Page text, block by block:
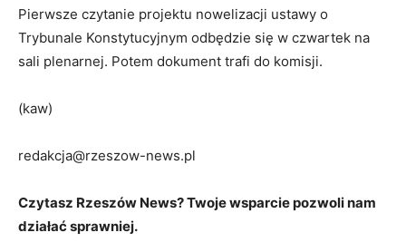
Pierwsze czytanie projektu nowelizacji ustawy o
Trybunale Konstytucyjnym odbędzie się w czwartek na
sali plenarnej. Potem dokument trafi do komisji.
(kaw)
redakcja@rzeszow-news.pl
Czytasz Rzeszów News? Twoje wsparcie pozwoli nam
działać sprawniej.